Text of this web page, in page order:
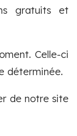
gratuits et
Celle-ci
déterminée.
de notre site